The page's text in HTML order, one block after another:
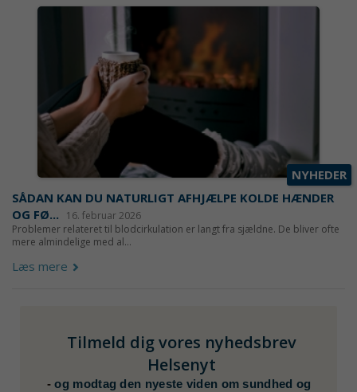
NYHEDER
SÅDAN KAN DU NATURLIGT AFHJÆLPE KOLDE HÆNDER
OG FØ...
16. februar 2026
Problemer relateret til blodcirkulation er langt fra sjældne. De bliver ofte
mere almindelige med al...
Læs mere
Tilmeld dig vores nyhedsbrev
Helsenyt
-og modtag den nyeste viden om sundhed og